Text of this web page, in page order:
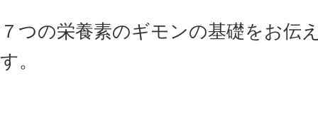
７つの栄養素のギモンの基礎をお伝
す。